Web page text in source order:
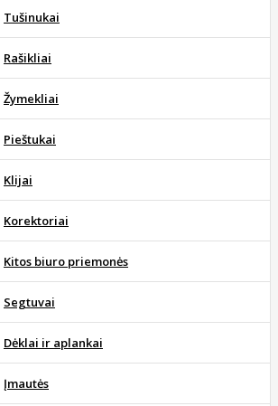
Tušinukai
Rašikliai
Žymekliai
Pieštukai
Klijai
Korektoriai
Kitos biuro priemonės
Segtuvai
Dėklai ir aplankai
Įmautės